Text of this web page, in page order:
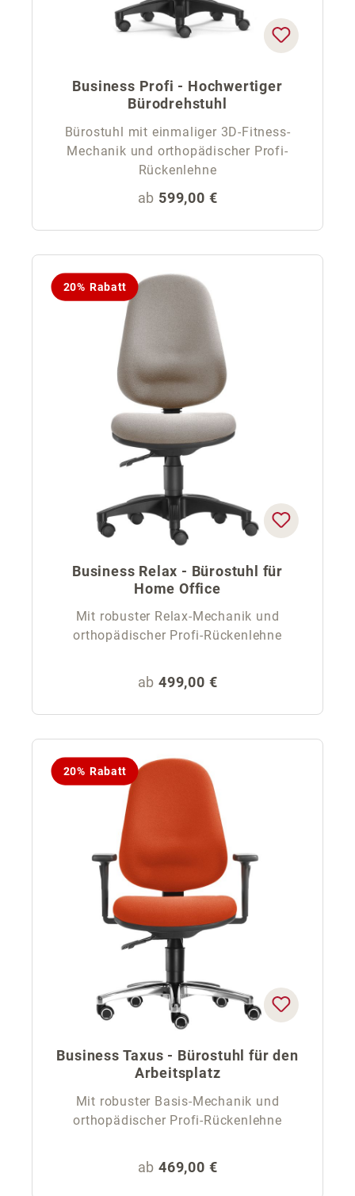
Business Profi - Hochwertiger
Bürodrehstuhl
Bürostuhl mit einmaliger 3D-Fitness-
Mechanik und orthopädischer Profi-
Rückenlehne
Regulärer Preis:
ab 599,00 €
20% Rabatt
Business Relax - Bürostuhl für
Home Office
Mit robuster Relax-Mechanik und
orthopädischer Profi-Rückenlehne
Regulärer Preis:
ab 499,00 €
20% Rabatt
Business Taxus - Bürostuhl für den
Arbeitsplatz
Mit robuster Basis-Mechanik und
orthopädischer Profi-Rückenlehne
Regulärer Preis:
ab 469,00 €